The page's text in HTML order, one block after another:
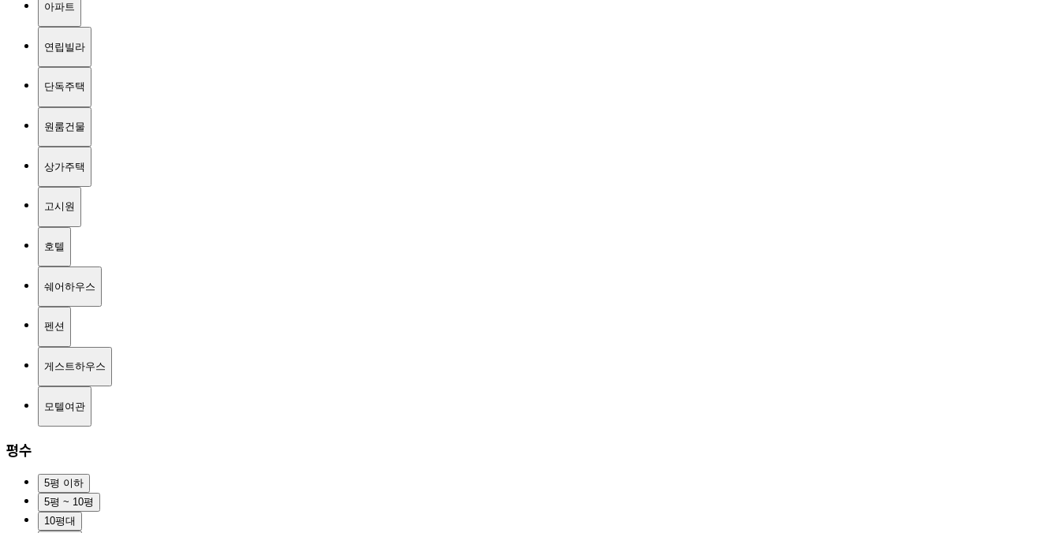
아파트
연립빌라
단독주택
원룸건물
상가주택
고시원
호텔
쉐어하우스
펜션
게스트하우스
모텔여관
평수
5평 이하
5평 ~ 10평
10평대